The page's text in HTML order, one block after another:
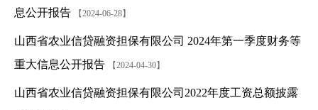
息公开报告
【2024-06-28】
山西省农业信贷融资担保有限公司 2024年第一季度财务等
重大信息公开报告
【2024-04-30】
山西省农业信贷融资担保有限公司2022年度工资总额披露